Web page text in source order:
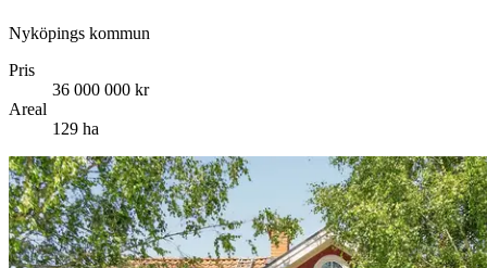
Nyköpings kommun
Pris
36 000 000 kr
Areal
129 ha